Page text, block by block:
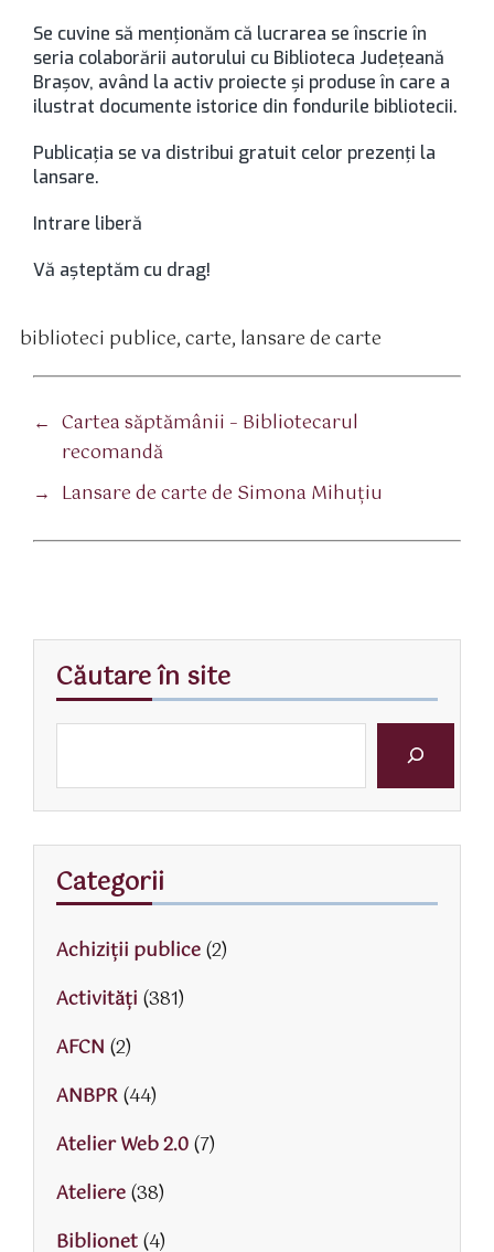
Se cuvine să menţionăm că lucrarea se înscrie în
seria colaborării autorului cu Biblioteca Judeţeană
Braşov, având la activ proiecte şi produse în care a
ilustrat documente istorice din fondurile bibliotecii.
Publicaţia se va distribui gratuit celor prezenţi la
lansare.
Intrare liberă
Vă aşteptăm cu drag!
biblioteci publice,carte, lansare de carte
← Cartea săptămânii – Bibliotecarul
recomandă
→ Lansare de carte de Simona Mihuţiu
Căutare în site
Categorii
Achiziții publice(2)
Activităţi (381)
AFCN (2)
ANBPR(44)
Atelier Web 2.0(7)
Ateliere(38)
Biblionet(4)